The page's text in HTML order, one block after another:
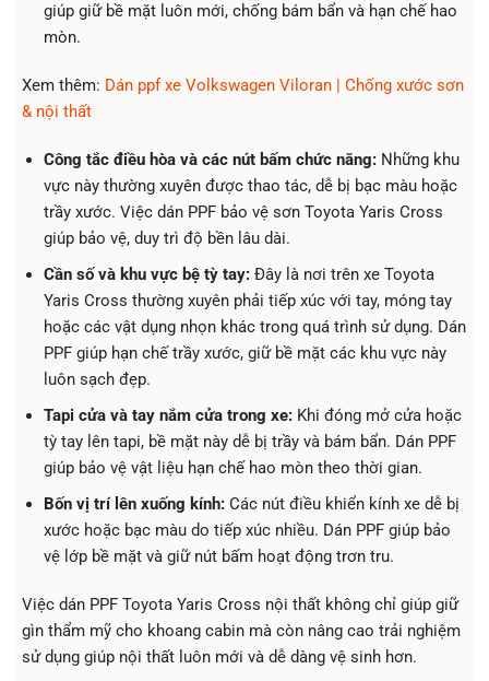
giúp giữ bề mặt luôn mới, chống bám bẩn và hạn chế hao
mòn.
Xem thêm: Dán ppf xe Volkswagen Viloran | Chống xước sơn
& nội thất
Công tắc điều hòa và các nút bấm chức năng:Những khu
vực này thường xuyên được thao tác, dễ bị bạc màu hoặc
trầy xước. Việc dán PPF bảo vệ sơn Toyota Yaris Cross
giúp bảo vệ, duy trì độ bền lâu dài.
Cần số và khu vực bệ tỳ tay: Đây là nơi trên xe Toyota
Yaris Cross thường xuyên phải tiếp xúc với tay, móng tay
hoặc các vật dụng nhọn khác trong quá trình sử dụng. Dán
PPF giúp hạn chế trầy xước, giữ bề mặt các khu vực này
luôn sạch đẹp.
Tapi cửa và tay nắm cửa trong xe:Khi đóng mở cửa hoặc
tỳ tay lên tapi, bề mặt này dễ bị trầy và bám bẩn. Dán PPF
giúp bảo vệ vật liệu hạn chế hao mòn theo thời gian.
Bốn vị trí lên xuống kính: Các nút điều khiển kính xe dễ bị
xước hoặc bạc màu do tiếp xúc nhiều. Dán PPF giúp bảo
vệ lớp bề mặt và giữ nút bấm hoạt động trơn tru.
Việc dán PPF Toyota Yaris Cross nội thất không chỉ giúp giữ
gìn thẩm mỹ cho khoang cabin mà còn nâng cao trải nghiệm
sử dụng giúp nội thất luôn mới và dễ dàng vệ sinh hơn.